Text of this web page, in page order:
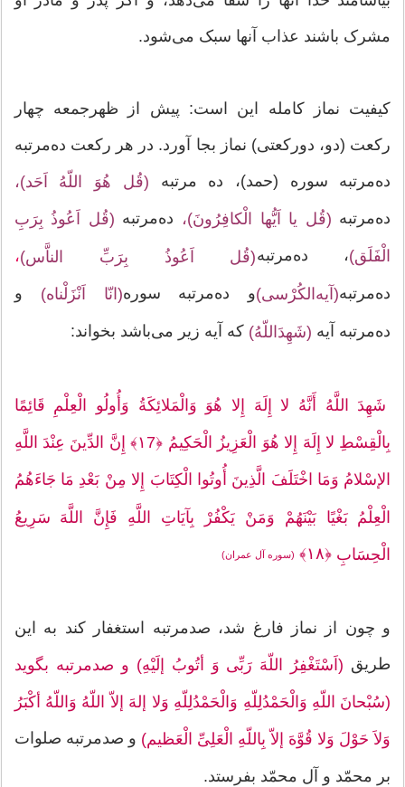
مشرک باشند عذاب آنها سبک می‌شود.
کیفیت نماز کامله این است: پیش از ظهر‌جمعه چهار
رکعت (دو، دورکعتی) نماز بجا آورد. در هر رکعت ده‌مرتبه
ده‌مرتبه سوره (حمد)، ده مرتبه (قُل هُوَ اللّهُ اَحَد)،
ده‌مرتبه (قُل یا اَیُّها الْکافِرُونَ)، ده‌مرتبه (قُل اَعُوذُ بِرَبِ
الْفَلَق)، ده‌مرتبه(قُل اَعُوذُ بِرَبِّ الناَّس)،
ده‌مرتبه(آیه‌الکُرْسی)و ده‌مرتبه سوره(انّا اَنْزَلْناه) و
ده‌مرتبه آیه (شَهِدَاللّهُ) که آیه زیر می‌باشد بخواند:
شَهِدَ اللَّهُ أَنَّهُ لا إِلَهَ إِلا هُوَ وَالْمَلائِکَةُ وَأُولُو الْعِلْمِ قَائِمًا
بِالْقِسْطِ لا إِلَهَ إِلا هُوَ الْعَزِیزُ الْحَکِیمُ ﴿١7﴾ إِنَّ الدِّینَ عِنْدَ اللَّهِ
الإسْلامُ وَمَا اخْتَلَفَ الَّذِینَ أُوتُوا الْکِتَابَ إِلا مِنْ بَعْدِ مَا جَاءَهُمُ
الْعِلْمُ بَغْیًا بَیْنَهُمْ وَمَنْ یَکْفُرْ بِآیَاتِ اللَّهِ فَإِنَّ اللَّهَ سَرِیعُ
الْحِسَابِ ﴿١٨﴾ (سوره آل عمران)
و چون از نماز فارغ شد، صدمرتبه استغفار کند به این
طریق (اَسْتَغْفِرُ اللّهَ‌ رَبِّی وَ أتُوبُ إلَیْهِ) و صد‌مرتبه بگوید
(سُبْحانَ اللّهِ وَالْحَمْدُلِلّهِ وَالْحَمْدُلِلّهِ وَلا إلهَ إلاّ اللّهُ وَاللّهُ أکْبَرُ
وَلاَ حَوْلَ وَلا قُوَّهَ إلاّ بِاللّهِ الْعَلِیِّ الْعَظیم) و صد‌مرتبه صلوات
بر محمّد و آل محمّد بفرستد.